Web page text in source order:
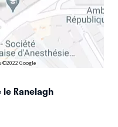
Google
Ranelagh